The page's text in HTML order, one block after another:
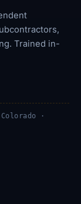
Trained in-
·